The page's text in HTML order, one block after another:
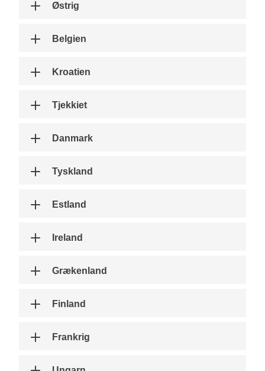
Østrig
Belgien
Kroatien
Tjekkiet
Danmark
Tyskland
Estland
Ireland
Grækenland
Finland
Frankrig